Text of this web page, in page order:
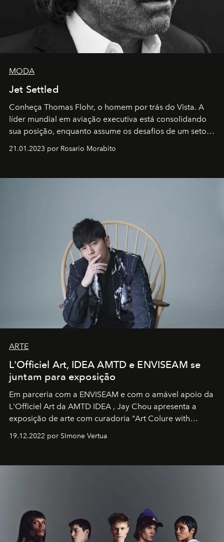
MODA
Jet Settled
Conheça Thomas Flohr, o homem por trás do Vista. A
líder mundial em aviação executiva está consolidando
sua posição, enquanto assume os desafios de um setor
21.01.2023 por Rosario Morabito
ARTE
L'Officiel Art, IDEA AMTD e ENVISEAM se
juntam para exposição
Em parceria com a ENVISEAM e com o amável apoio da
L'Officiel Art da AMTD IDEA , Jay Chou apresenta a
exposição de arte com curadoria "Art Colure with
19.12.2022 por SImone Vertua